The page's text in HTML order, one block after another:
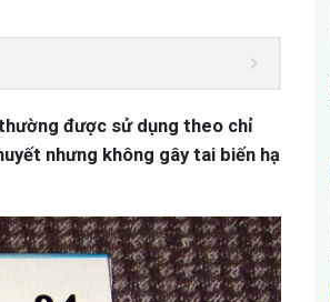
được sử dụng theo chỉ
nhưng không gây tai biến hạ